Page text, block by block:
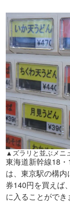
▲ズラリと並ぶメニ
東海道新幹線18
は、東京駅の構
券140円を買えば
に入ることができ